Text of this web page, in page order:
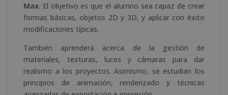
Max. El objetivo es que el alumno sea capaz de crear
formas básicas, objetos 2D y 3D, y aplicar con éxito
modificaciones típicas.
También aprenderá acerca de la gestión de
materiales, texturas, luces y cámaras para dar
realismo a los proyectos. Asimismo, se estudian los
principios de animación, renderizado y técnicas